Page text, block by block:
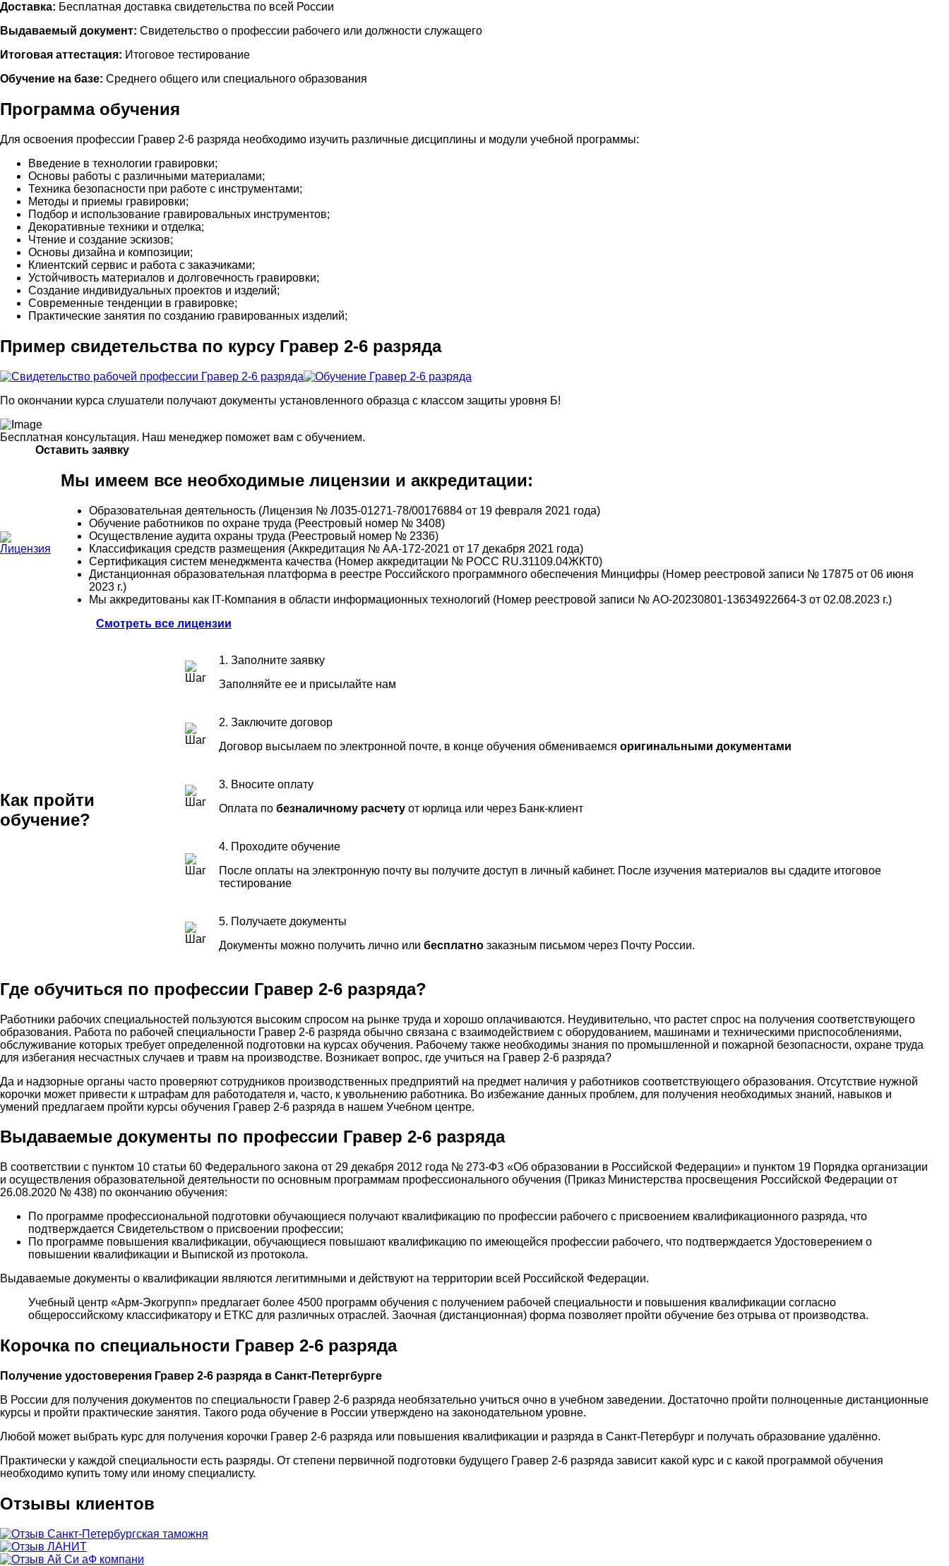
Доставка: Бесплатная доставка свидетельства по всей России
Выдаваемый документ: Свидетельство о профессии рабочего или должности служащего
Итоговая аттестация: Итоговое тестирование
Обучение на базе: Среднего общего или специального образования
Программа обучения
Для освоения профессии Гравер 2-6 разряда необходимо изучить различные дисциплины и модули учебной программы:
Введение в технологии гравировки;
Основы работы с различными материалами;
Техника безопасности при работе с инструментами;
Методы и приемы гравировки;
Подбор и использование гравировальных инструментов;
Декоративные техники и отделка;
Чтение и создание эскизов;
Основы дизайна и композиции;
Клиентский сервис и работа с заказчиками;
Устойчивость материалов и долговечность гравировки;
Создание индивидуальных проектов и изделий;
Современные тенденции в гравировке;
Практические занятия по созданию гравированных изделий;
Пример свидетельства по курсу Гравер 2-6 разряда
По окончании курса слушатели получают документы установленного образца с классом защиты уровня Б!
Бесплатная консультация. Наш менеджер поможет вам с обучением.
Оставить заявку
Мы имеем все необходимые лицензии и аккредитации:
Образовательная деятельность (Лицензия № Л035-01271-78/00176884 от 19 февраля 2021 года)
Обучение работников по охране труда (Реестровый номер № 3408)
Осуществление аудита охраны труда (Реестровый номер № 2336)
Классификация средств размещения (Аккредитация № АА-172-2021 от 17 декабря 2021 года)
Сертификация систем менеджмента качества (Номер аккредитации № РОСС RU.31109.04ЖКТ0)
Дистанционная образовательная платформа в реестре Российского программного обеспечения Минцифры (Номер реестровой записи № 17875 от 06 июня
2023 г.)
Мы аккредитованы как IT-Компания в области информационных технологий (Номер реестровой записи № АО-20230801-13634922664-3 от 02.08.2023 г.)
Смотреть все лицензии
Как пройти
обучение?
1. Заполните заявку
Заполняйте ее и присылайте нам
2. Заключите договор
Договор высылаем по электронной почте, в конце обучения обмениваемсяоригинальными документами
3. Вносите оплату
Оплата побезналичному расчету от юрлица или через Банк-клиент
4. Проходите обучение
После оплаты на электронную почту вы получите доступ в личный кабинет. После изучения материалов вы сдадите итоговое
тестирование
5. Получаете документы
Документы можно получить лично илибесплатно заказным письмом через Почту России.
Где обучиться по профессии Гравер 2-6 разряда?
Работники рабочих специальностей пользуются высоким спросом на рынке труда и хорошо оплачиваются. Неудивительно, что растет спрос на получения соответствующего
образования. Работа по рабочей специальности Гравер 2-6 разряда обычно связана с взаимодействием с оборудованием, машинами и техническими приспособлениями,
обслуживание которых требует определенной подготовки на курсах обучения. Рабочему также необходимы знания по промышленной и пожарной безопасности, охране труда
для избегания несчастных случаев и травм на производстве. Возникает вопрос, где учиться на Гравер 2-6 разряда?
Да и надзорные органы часто проверяют сотрудников производственных предприятий на предмет наличия у работников соответствующего образования. Отсутствие нужной
корочки может привести к штрафам для работодателя и, часто, к увольнению работника. Во избежание данных проблем, для получения необходимых знаний, навыков и
умений предлагаем пройти курсы обучения Гравер 2-6 разряда в нашем Учебном центре.
Выдаваемые документы по профессии Гравер 2-6 разряда
В соответствии с пунктом 10 статьи 60 Федерального закона от 29 декабря 2012 года № 273-ФЗ «Об образовании в Российской Федерации» и пунктом 19 Порядка организации
и осуществления образовательной деятельности по основным программам профессионального обучения (Приказ Министерства просвещения Российской Федерации от
26.08.2020 № 438) по окончанию обучения:
По программе профессиональной подготовки обучающиеся получают квалификацию по профессии рабочего с присвоением квалификационного разряда, что
подтверждается Свидетельством о присвоении профессии;
По программе повышения квалификации, обучающиеся повышают квалификацию по имеющейся профессии рабочего, что подтверждается Удостоверением о
повышении квалификации и Выпиской из протокола.
Выдаваемые документы о квалификации являются легитимными и действуют на территории всей Российской Федерации.
Учебный центр «Арм-Экогрупп» предлагает более 4500 программ обучения с получением рабочей специальности и повышения квалификации согласно
общероссийскому классификатору и ЕТКС для различных отраслей. Заочная (дистанционная) форма позволяет пройти обучение без отрыва от производства.
Корочка по специальности Гравер 2-6 разряда
Получение удостоверения Гравер 2-6 разряда в Санкт-Петергбурге
В России для получения документов по специальности Гравер 2-6 разряда необязательно учиться очно в учебном заведении. Достаточно пройти полноценные дистанционные
курсы и пройти практические занятия. Такого рода обучение в России утверждено на законодательном уровне.
Любой может выбрать курс для получения корочки Гравер 2-6 разряда или повышения квалификации и разряда в Санкт-Петербург и получать образование удалённо.
Практически у каждой специальности есть разряды. От степени первичной подготовки будущего Гравер 2-6 разряда зависит какой курс и с какой программой обучения
необходимо купить тому или иному специалисту.
Отзывы клиентов